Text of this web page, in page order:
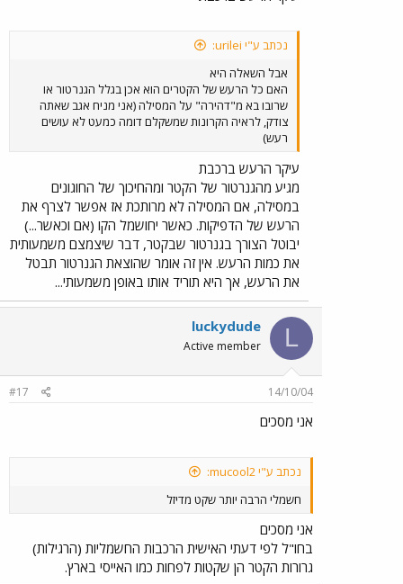
נכתב ע"י urilei:
אבל השאלה היא
האם כל הרעש של הקטרים הוא אכן בגלל הגנרטור או
שרובו בא מ"דהירה" על המסילה (אני מניח אגב שאתה
צודק, לראיה הקרונות שמשקלם דומה כמעט לא עושים
רעש)
עיקר הרעש ברכבת
מגיע מהגנרטור של הקטר ומהחיכוך של החוגונים
במסילה, אם המסילה לא מרותכת אז אפשר לצרף את
הרעש של הדפיקות. כאשר יחושמל הקו (אם וכאשר...)
יבוטל הצורך בגנרטור שבקטר, דבר שיצמצם משמעותית
את כמות הרעש. אין זה אומר שהוצאת הגנרטור תבטל
את הרעש, אך היא תוריד אותו באופן משמעותי...
L
luckydude
Active member
14/10/04
#17
אני מסכים
נכתב ע"י mucool2:
חשמלי הרבה יותר שקט מדיזל
אני מסכים
בחו"ל לפי דעתי האישית הרכבות החשמליות (הרגילות)
גרורות הקטר הן שקטות לפחות כמו האייסי בארץ.